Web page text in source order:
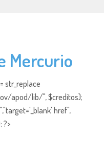
Mercurio
str_replace
apod/lib/", $creditos);
href",
?>